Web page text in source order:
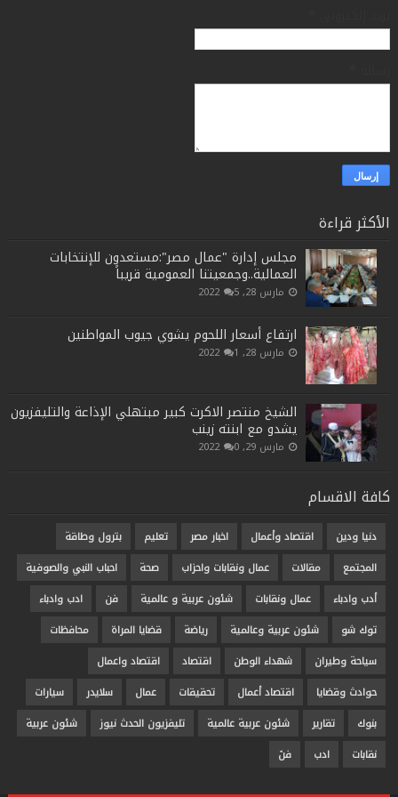
الأكثر قراءة
مجلس إدارة "عمال مصر":مستعدون للإنتخابات
العمالية..وجمعيتنا العمومية قريباً
مارس 28, 2022 5
ارتفاع أسعار اللحوم يشوي جيوب المواطنين
مارس 28, 2022 1
الشيخ منتصر الاكرت كبير مبتهلي الإذاعة والتليفزيون
يشدو مع ابنته زينب
مارس 29, 2022 0
كافة الاقسام
دنيا ودين اقتصاد وأعمال اخبار مصر تعليم
بترول وطاقة
المجتمع
مقالات عمال ونقابات واحزاب صحة
احباب النبي والصوفية
أدب وادباء
عمال ونقابات شئون عربية و عالمية فن
ادب وادباء
توك شو
شئون عربية وعالمية رياضة قضايا المراة
محافظات
سياحة وطيران
شهداء الوطن اقتصاد
اقتصاد واعمال
حوادث وقضايا
اقتصاد أعمال تحقيقات عمال سلايدر
سيارات
بنوك
تقارير شئون عربية عالمية تليفزيون الحدث نيوز
شئون عربية
نقابات
ادب فنَ